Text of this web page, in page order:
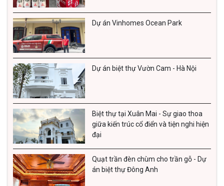
Dự án Vinhomes Ocean Park
Dự án biệt thự Vườn Cam - Hà Nội
Biệt thự tại Xuân Mai - Sự giao thoa
giữa kiến trúc cổ điển và tiện nghi hiện
đại
Quạt trần đèn chùm cho trần gỗ - Dự
án biệt thự Đông Anh